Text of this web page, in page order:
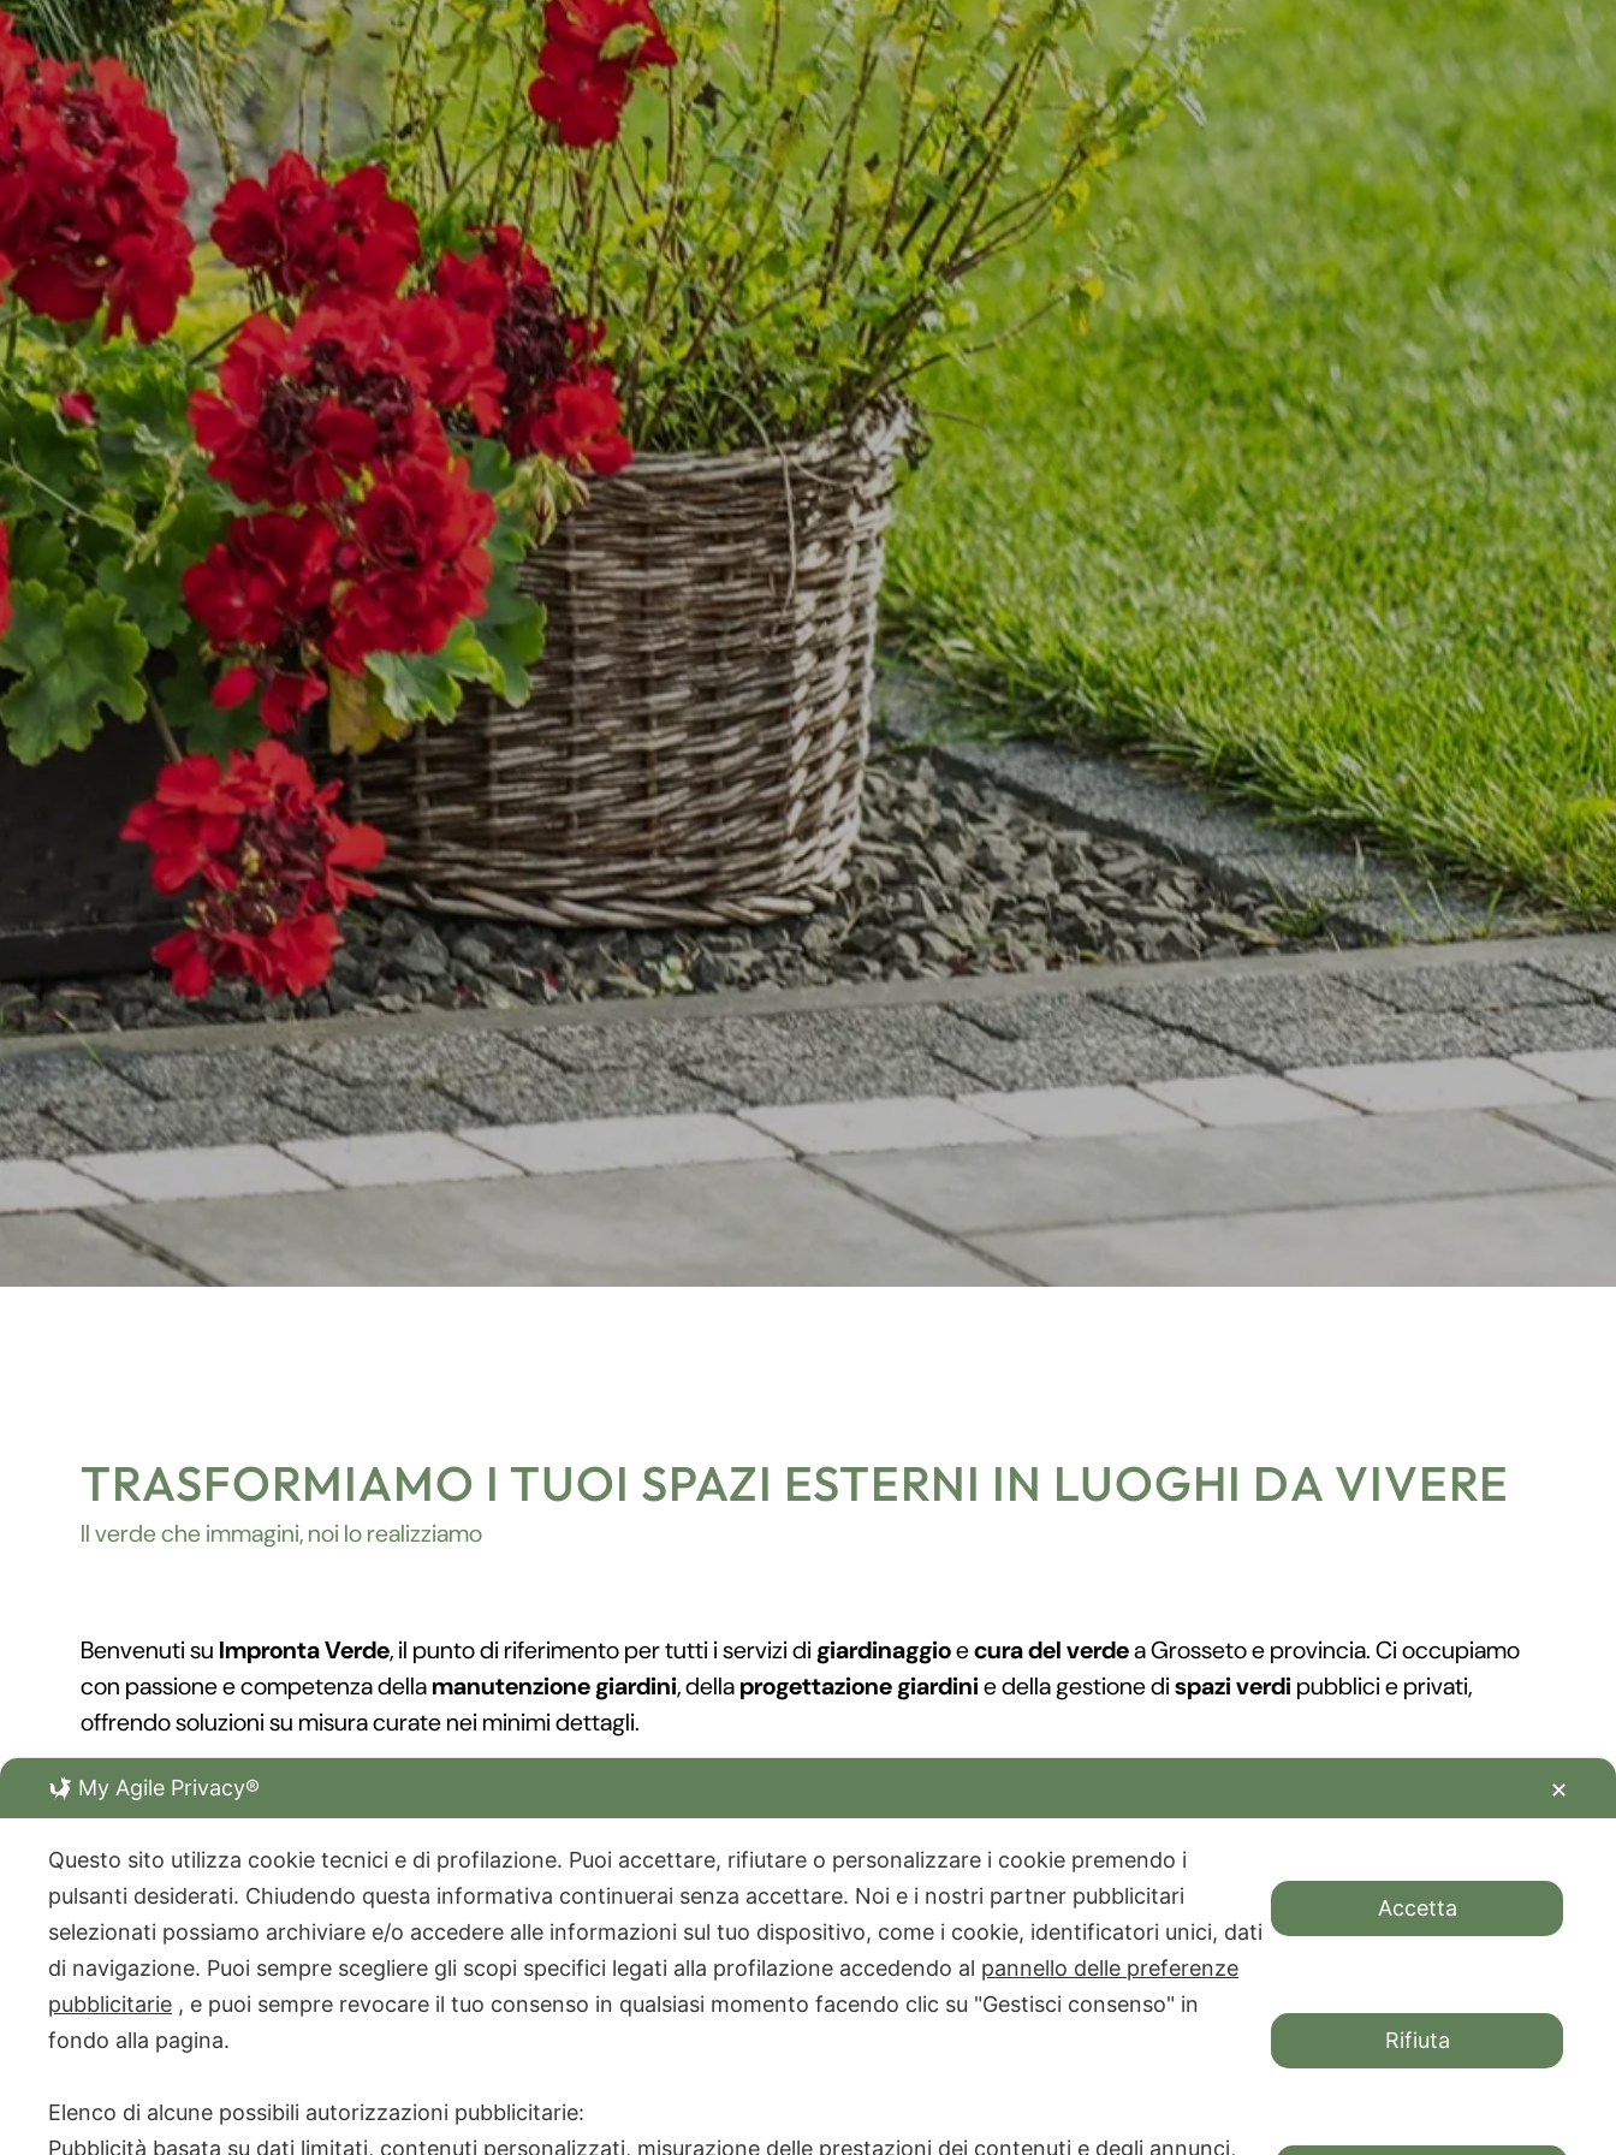
TRASFORMIAMO I TUOI SPAZI ESTERNI IN LUOGHI DA VIVERE
Il verde che immagini, noi lo realizziamo
Benvenuti su Impronta Verde, il punto di riferimento per tutti i servizi digiardinaggioecura del verdea Grosseto e provincia. Ci occupiamo
con passione e competenza dellamanutenzione giardini, dellaprogettazione giardinie della gestione dispazi verdipubblici e privati,
offrendo soluzioni su misura curate nei minimi dettagli.
I nostrigiardinieri professionisti
posa del prato pronto, dallapotatura alberietaglio erbaalla progettazione e installazione diimpianti di irrigazione. Interveniamo anche
con trattamenti fitosanitari,disinfestazione piante,semina prato,abbattimento alberi, fino allacura di piante e fiori
Gestiamo con professionalità ogni tipo di spazio:giardini privati ,giardini condominiali, giardini aziendali,terrazzi verdi orti urbanie
giardini verticali, garantendo sempre un risultato impeccabile e duraturo.
Nel nostro lavoro utilizziamo solo i miglioriprodotti e materiali, tra cuiprato sintetico,piante ornamentali ,fiori da giardino
concimi,arredo da giardino
My Agile Privacy® ✕
Questo sito utilizza cookie tecnici e di profilazione. Puoi accettare, rifiutare o personalizzare i cookie premendo i
pulsanti desiderati. Chiudendo questa informativa continuerai senza accettare. Noi e i nostri partner pubblicitari
selezionati possiamo archiviare e/o accedere alle informazioni sul tuo dispositivo, come i cookie, identificatori unici, dati
di navigazione. Puoi sempre scegliere gli scopi specifici legati alla profilazione accedendo al pannello delle preferenze
pubblicitarie , e puoi sempre revocare il tuo consenso in qualsiasi momento facendo clic su "Gestisci consenso" in
fondo alla pagina.
Elenco di alcune possibili autorizzazioni pubblicitarie:
Pubblicità basata su dati limitati, contenuti personalizzati, misurazione delle prestazioni dei contenuti e degli annunci,
Accetta
Rifiuta